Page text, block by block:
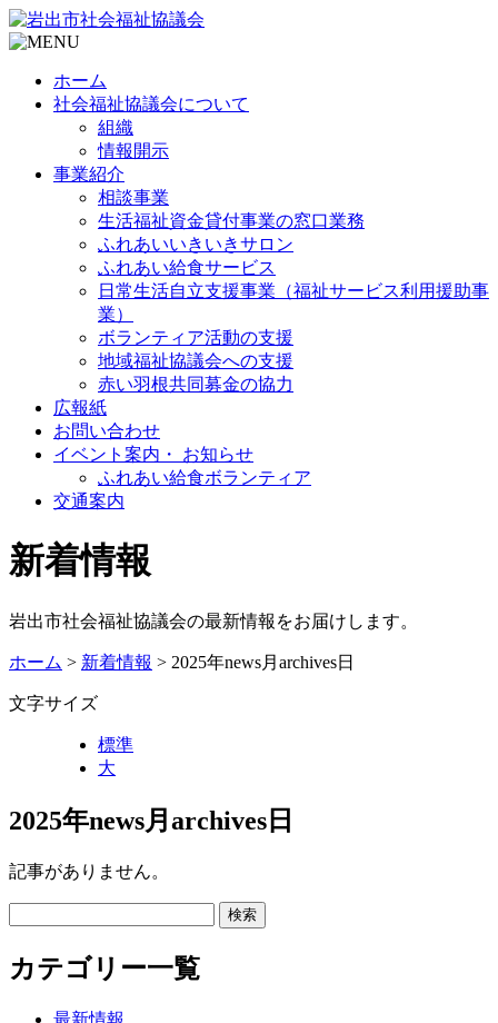
ホーム
社会福祉協議会について
組織
情報開示
事業紹介
相談事業
生活福祉資金貸付事業の窓口業務
ふれあいいきいきサロン
ふれあい給食サービス
日常生活自立支援事業（福祉サービス利用援助事
業）
ボランティア活動の支援
地域福祉協議会への支援
赤い羽根共同募金の協力
広報紙
お問い合わせ
イベント案内・ お知らせ
ふれあい給食ボランティア
交通案内
新着情報
岩出市社会福祉協議会の最新情報をお届けします。
ホーム > 新着情報 > 2025年news月archives日
文字サイズ
標準
大
2025年news月archives日
記事がありません。
カテゴリー一覧
最新情報